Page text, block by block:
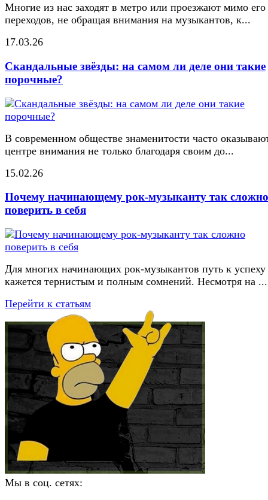
Многие из нас заходят в метро или проезжают мимо его
переходов, не обращая внимания на музыкантов, к...
17.03.26
Скандальные звёзды: на самом ли деле они такие
порочные?
В современном обществе знаменитости часто
центре внимания не только благодаря своим до...
15.02.26
Почему начинающему рок-музыканту так сложно
поверить в себя
Для многих начинающих рок-музыкантов путь к успеху
кажется тернистым и полным сомнений. Несмотря на ...
Перейти к статьям
Мы в соц. сетях: